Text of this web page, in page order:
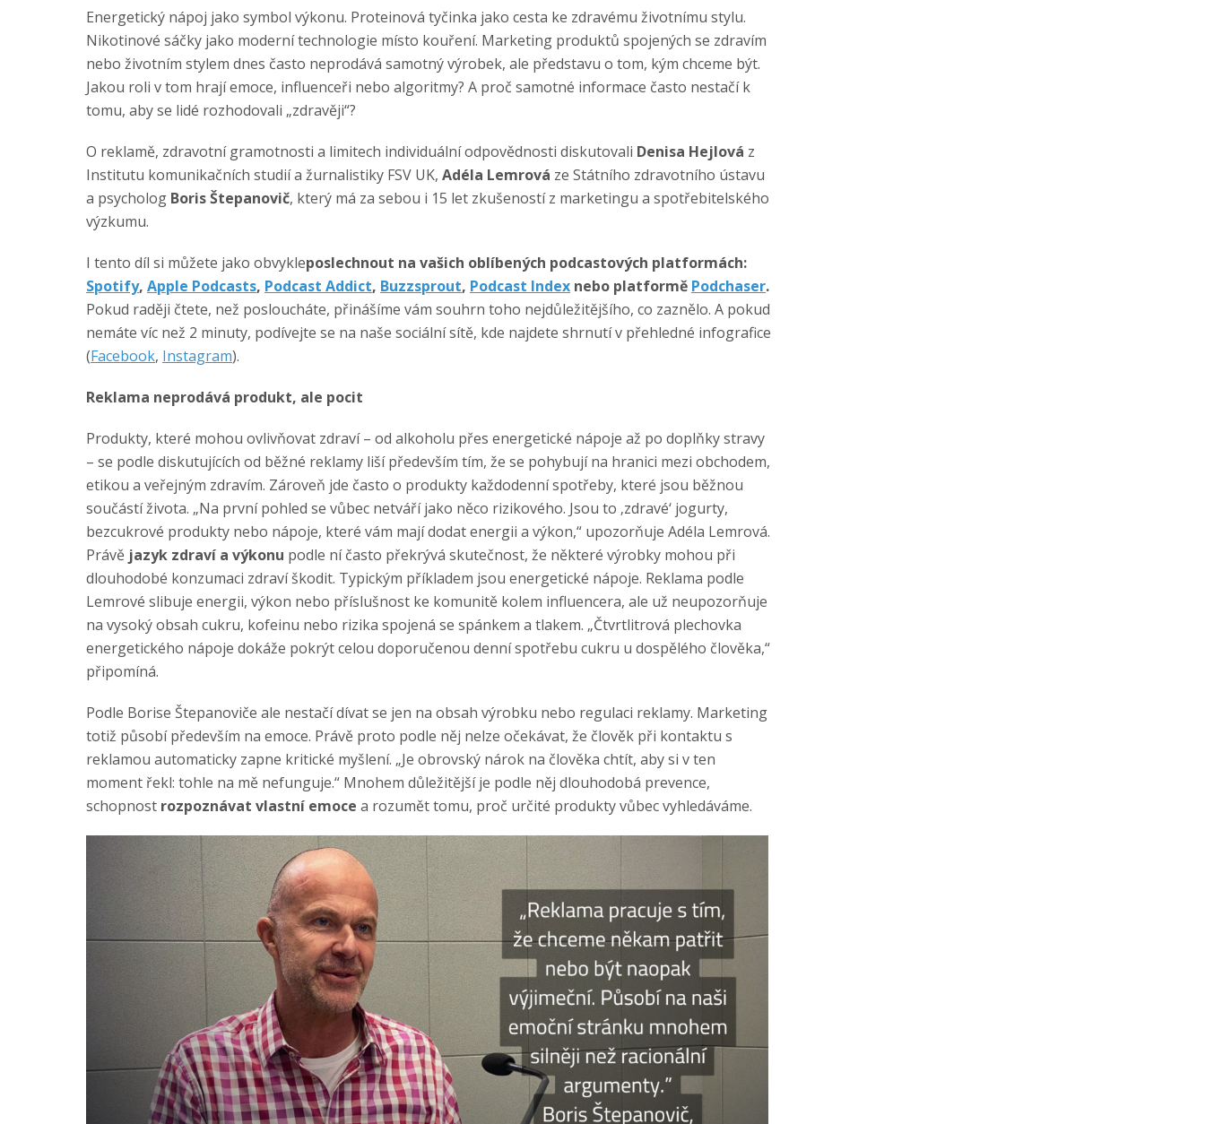
Energetický nápoj jako symbol výkonu. Proteinová tyčinka jako cesta ke zdravému životnímu stylu.
Nikotinové sáčky jako moderní technologie místo kouření. Marketing produktů spojených se zdravím
nebo životním stylem dnes často neprodává samotný výrobek, ale představu o tom, kým chceme být.
Jakou roli v tom hrají emoce, influenceři nebo algoritmy? A proč samotné informace často nestačí k
tomu, aby se lidé rozhodovali „zdravěji“?
O reklamě, zdravotní gramotnosti a limitech individuální odpovědnosti diskutovali Denisa Hejlová z
Institutu komunikačních studií a žurnalistiky FSV UK, Adéla Lemrová ze Státního zdravotního ústavu
a psycholog Boris Štepanovič, který má za sebou i 15 let zkušeností z marketingu a spotřebitelského
výzkumu.
I tento díl si můžete jako obvykleposlechnout na vašich oblíbených podcastových platformách:
Spotify, Apple Podcasts, Podcast Addict, Buzzsprout, Podcast Index nebo platformě Podchaser.
Pokud raději čtete, než posloucháte, přinášíme vám souhrn toho nejdůležitějšího, co zaznělo. A pokud
nemáte víc než 2 minuty, podívejte se na naše sociální sítě, kde najdete shrnutí v přehledné infografice
(Facebook, Instagram).
Reklama neprodává produkt, ale pocit
Produkty, které mohou ovlivňovat zdraví – od alkoholu přes energetické nápoje až po doplňky stravy
– se podle diskutujících od běžné reklamy liší především tím, že se pohybují na hranici mezi obchodem,
etikou a veřejným zdravím. Zároveň jde často o produkty každodenní spotřeby, které jsou běžnou
součástí života. „Na první pohled se vůbec netváří jako něco rizikového. Jsou to ‚zdravé‘ jogurty,
bezcukrové produkty nebo nápoje, které vám mají dodat energii a výkon,“ upozorňuje Adéla Lemrová.
Právě jazyk zdraví a výkonu podle ní často překrývá skutečnost, že některé výrobky mohou při
dlouhodobé konzumaci zdraví škodit. Typickým příkladem jsou energetické nápoje. Reklama podle
Lemrové slibuje energii, výkon nebo příslušnost ke komunitě kolem influencera, ale už neupozorňuje
na vysoký obsah cukru, kofeinu nebo rizika spojená se spánkem a tlakem. „Čtvrtlitrová plechovka
energetického nápoje dokáže pokrýt celou doporučenou denní spotřebu cukru u dospělého člověka,“
připomíná.
Podle Borise Štepanoviče ale nestačí dívat se jen na obsah výrobku nebo regulaci reklamy. Marketing
totiž působí především na emoce. Právě proto podle něj nelze očekávat, že člověk při kontaktu s
reklamou automaticky zapne kritické myšlení. „Je obrovský nárok na člověka chtít, aby si v ten
moment řekl: tohle na mě nefunguje.“ Mnohem důležitější je podle něj dlouhodobá prevence,
schopnost rozpoznávat vlastní emoce a rozumět tomu, proč určité produkty vůbec vyhledáváme.